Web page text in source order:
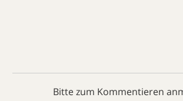
Bitte zum Kommentieren